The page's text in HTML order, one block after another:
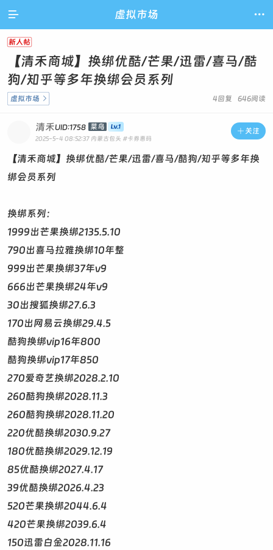
 虚拟市场 
新人帖
【清禾商城】换绑优酷/芒果/迅雷/喜马/酷
狗/知乎等多年换绑会员系列
4回复 646阅读
虚拟市场 
 关注
清禾UID:1758 菜鸟
2025-5-4 08:52:37 内蒙古包头 #卡券惠码
【清禾商城】换绑优酷/芒果/迅雷/喜马/酷狗/知乎等多年换
绑会员系列
换绑系列：
1999出芒果换绑2135.5.10
790出喜马拉雅换绑10年整
999出芒果换绑37年v9
666出芒果换绑24年v9
30出搜狐换绑27.6.3
170出网易云换绑29.4.5
酷狗换绑vip16年800
酷狗换绑vip17年850
270爱奇艺换绑2028.2.10
260酷狗换绑2028.11.3
260酷狗换绑2028.11.20
220优酷换绑2030.9.27
180优酷换绑2029.12.19
85优酷换绑2027.4.17
39优酷换绑2026.4.23
520芒果换绑2044.6.4
420芒果换绑2039.6.4
150迅雷白金2028.11.16